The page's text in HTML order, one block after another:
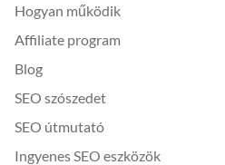
Hogyan működik
Affiliate program
Blog
SEO szószedet
SEO útmutató
Ingyenes SEO eszközök